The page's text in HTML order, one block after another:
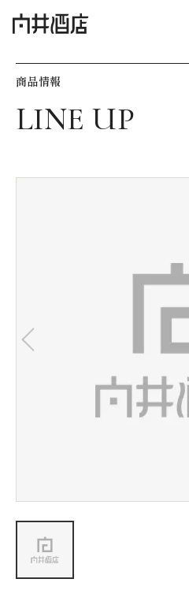
飲食店経営のお
お気に入り機能の活
会社情報
商品情報